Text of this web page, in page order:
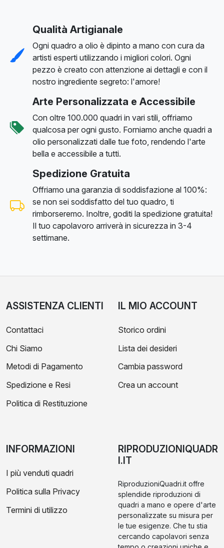
Qualità Artigianale
Ogni quadro a olio è dipinto a mano con cura da
artisti esperti utilizzando i migliori colori. Ogni
pezzo è creato con attenzione ai dettagli e con il
nostro ingrediente segreto: l'amore!
Arte Personalizzata e Accessibile
Con oltre 100.000 quadri in vari stili, offriamo
qualcosa per ogni gusto. Forniamo anche quadri a
olio personalizzati dalle tue foto, rendendo l'arte
bella e accessibile a tutti.
Spedizione Gratuita
Offriamo una garanzia di soddisfazione al 100%:
se non sei soddisfatto del tuo quadro, ti
rimborseremo. Inoltre, goditi la spedizione gratuita!
Il tuo capolavoro arriverà in sicurezza in 3-4
settimane.
ASSISTENZA CLIENTI
Contattaci
Chi Siamo
Metodi di Pagamento
Spedizione e Resi
Politica di Restituzione
IL MIO ACCOUNT
Storico ordini
Lista dei desideri
Cambia password
Crea un account
INFORMAZIONI
I più venduti quadri
Politica sulla Privacy
Termini di utilizzo
RIPRODUZIONIQUADR
I.IT
RiproduzioniQuadri.it offre
splendide riproduzioni di
quadri a mano e opere d'arte
personalizzate su misura per
le tue esigenze. Che tu stia
cercando capolavori senza